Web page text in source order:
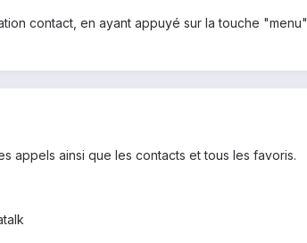
contact, en ayant appuyé sur la touche "menu"
appels ainsi que les contacts et tous les favoris.